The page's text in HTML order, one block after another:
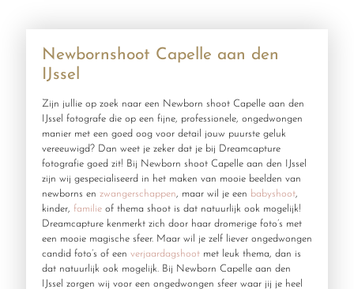
Newbornshoot Capelle aan den
IJssel
Zijn jullie op zoek naar een Newborn shoot Capelle aan den
IJssel fotografe die op een fijne, professionele, ongedwongen
manier met een goed oog voor detail jouw puurste geluk
vereeuwigd? Dan weet je zeker dat je bij Dreamcapture
fotografie goed zit! Bij Newborn shoot Capelle aan den IJssel
zijn wij gespecialiseerd in het maken van mooie beelden van
newborns en zwangerschappen, maar wil je een babyshoot,
kinder, familie of thema shoot is dat natuurlijk ook mogelijk!
Dreamcapture kenmerkt zich door haar dromerige foto’s met
een mooie magische sfeer. Maar wil je zelf liever ongedwongen
candid foto’s of een verjaardagshoot met leuk thema, dan is
dat natuurlijk ook mogelijk. Bij Newborn Capelle aan den
IJssel zorgen wij voor een ongedwongen sfeer waar jij je heel